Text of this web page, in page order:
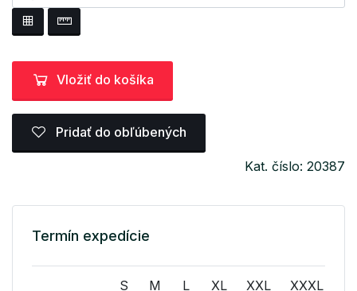
Vložiť do košíka
Pridať do obľúbených
Kat. číslo: 20387
Termín expedície
S M L XL XXL XXXL